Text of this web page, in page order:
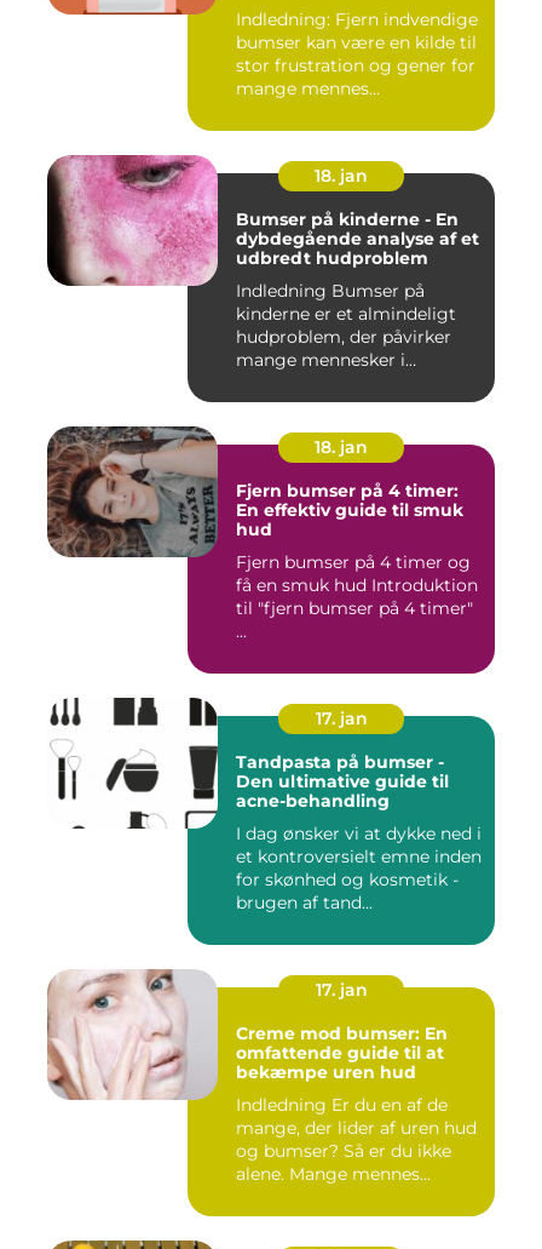
Indledning: Fjern indvendige
bumser kan være en kilde til
stor frustration og gener for
mange mennes...
18. jan
Bumser på kinderne - En
dybdegående analyse af et
udbredt hudproblem
Indledning Bumser på
kinderne er et almindeligt
hudproblem, der påvirker
mange mennesker i
18. jan
Fjern bumser på 4 timer:
En effektiv guide til smuk
hud
Fjern bumser på 4 timer og
få en smuk hud Introduktion
til "fjern bumser på 4 timer"
...
17. jan
Tandpasta på bumser -
Den ultimative guide til
acne-behandling
I dag ønsker vi at dykke ned i
et kontroversielt emne inden
for skønhed og kosmetik -
brugen af tand...
17. jan
Creme mod bumser: En
omfattende guide til at
bekæmpe uren hud
Indledning Er du en af de
mange, der lider af uren hud
og bumser? Så er du ikke
alene. Mange mennes...